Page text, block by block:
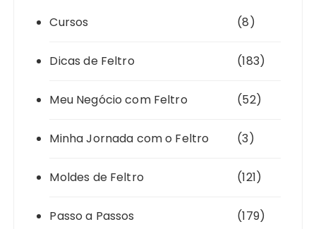
Cursos (8)
Dicas de Feltro (183)
Meu Negócio com Feltro (52)
Minha Jornada com o Feltro (3)
Moldes de Feltro (121)
Passo a Passos (179)